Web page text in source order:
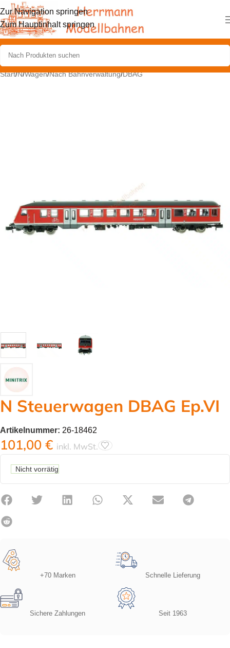
Zur Navigation springen
Zum Hauptinhalt springen
Start/N/Wagen/Nach Bahnverwaltung/DBAG
N Steuerwagen DBAG Ep.VI
Artikelnummer: 26-18462
101,00 € inkl. MwSt.
Nicht vorrätig
+70 Marken Schnelle Lieferung
Sichere Zahlungen Seit 1963